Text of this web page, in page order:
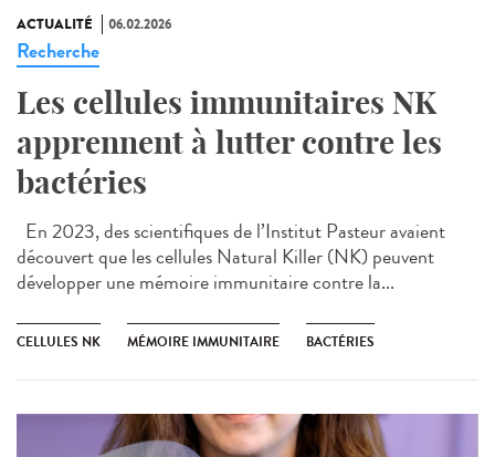
ACTUALITÉ 06.02.2026
Recherche
Les cellules immunitaires NK
apprennent à lutter contre les
bactéries
En 2023, des scientifiques de l’Institut Pasteur avaient
découvert que les cellules Natural Killer (NK) peuvent
développer une mémoire immunitaire contre la...
CELLULES NK MÉMOIRE IMMUNITAIRE BACTÉRIES